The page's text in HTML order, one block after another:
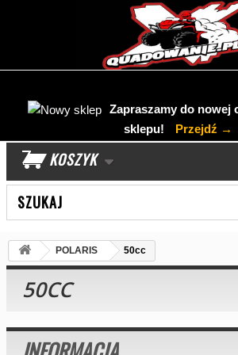
Zapraszamy do nowej
sklepu!
Przejdź →
KOSZYK
POLARIS 50cc
50CC